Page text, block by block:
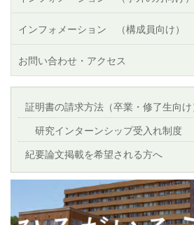
インフォメーション （構成員向け）
お問い合わせ・アクセス
証明書の請求方法（卒業・修了生向け
研究インターンシップ受入れ制度
紀要論文掲載を希望される方へ